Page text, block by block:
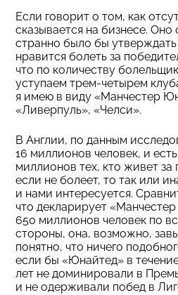
Если говорит о том, как
сказывается на бизнесе. Оно
странно было бы
нравится болеть за
что по количеству
уступаем трем-четырем
я имею в виду «Манчестер
«Ливерпуль», «Челси».
В Англии, по данным
16 миллионов человек, и
миллионов тех, кто живет
если не болеет, то так или
и нами интересуется.
что декларирует
650 миллионов человек по
стороны, она, возможно,
понятно, что ничего
если бы «Юнайтед» в
лет не доминировали в
и не одерживали побед в